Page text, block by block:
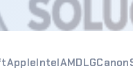
AppleIntelAMDLGCanon